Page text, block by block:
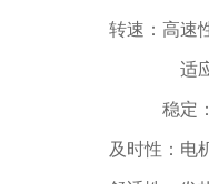
转速：高速
适
稳定
及时性：电